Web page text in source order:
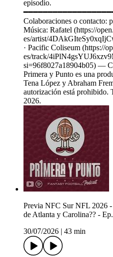
episodio.
Colaboraciones o contacto:
Música: Rafatel (https://
es/artist/
· Pacific Coliseum (https://
es/track/
si=96f8027a18904b05) —
Primera y Punto es una
Tena López y Abraham
autorización está prohibido.
2026.
Previa NFC Sur NFL 2026
de Atlanta y Carolina?? -
30/07/2026
43 min